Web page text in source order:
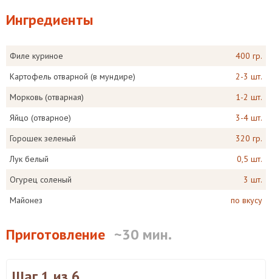
Ингредиенты
Филе куриное
400 гр.
Картофель отварной (в мундире)
2-3 шт.
Морковь (отварная)
1-2 шт.
Яйцо (отварное)
3-4 шт.
Горошек зеленый
320 гр.
Лук белый
0,5 шт.
Огурец соленый
3 шт.
Майонез
по вкусу
Приготовление ~30 мин.